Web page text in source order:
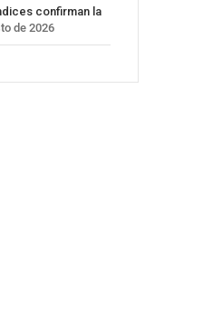
confirman la
de 2026